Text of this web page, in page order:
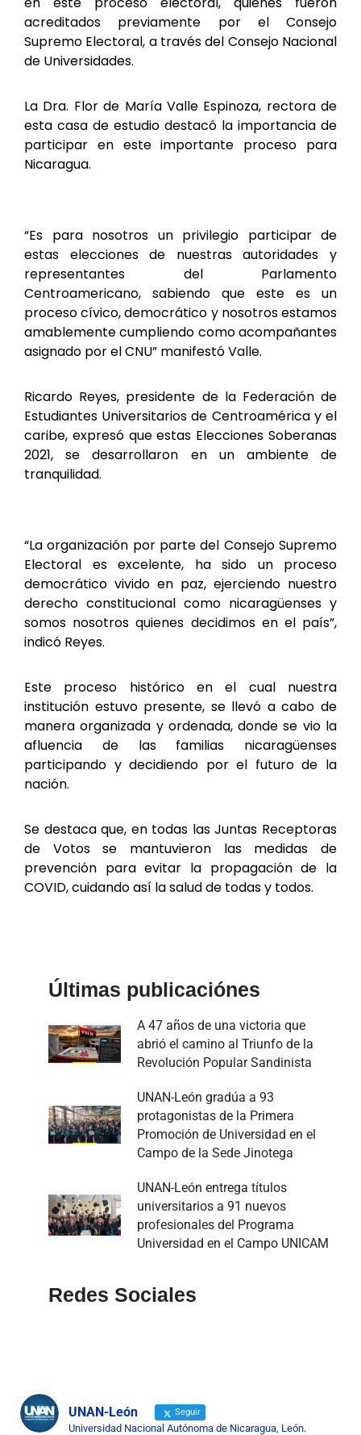
acreditados previamente por el Consejo
Supremo Electoral, a través del Consejo Nacional
de Universidades.
La Dra. Flor de María Valle Espinoza, rectora de
esta casa de estudio destacó la importancia de
participar en este importante proceso para
Nicaragua.
“Es para nosotros un privilegio participar de
estas elecciones de nuestras autoridades y
representantes del Parlamento
Centroamericano, sabiendo que este es un
proceso cívico, democrático y nosotros estamos
amablemente cumpliendo como acompañantes
asignado por el CNU” manifestó Valle.
Ricardo Reyes, presidente de la Federación de
Estudiantes Universitarios de Centroamérica y el
caribe, expresó que estas Elecciones Soberanas
2021, se desarrollaron en un ambiente de
tranquilidad.
“La organización por parte del Consejo Supremo
Electoral es excelente, ha sido un proceso
democrático vivido en paz, ejerciendo nuestro
derecho constitucional como nicaragüenses y
somos nosotros quienes decidimos en el país”,
indicó Reyes.
Este proceso histórico en el cual nuestra
institución estuvo presente, se llevó a cabo de
manera organizada y ordenada, donde se vio la
afluencia de las familias nicaragüenses
participando y decidiendo por el futuro de la
nación.
Se destaca que, en todas las Juntas Receptoras
de Votos se mantuvieron las medidas de
prevención para evitar la propagación de la
COVID, cuidando así la salud de todas y todos.
Últimas publicaciónes
A 47 años de una victoria que
abrió el camino al Triunfo de la
Revolución Popular Sandinista
UNAN-León gradúa a 93
protagonistas de la Primera
Promoción de Universidad en el
Campo de la Sede Jinotega
UNAN-León entrega títulos
universitarios a 91 nuevos
profesionales del Programa
Universidad en el Campo UNICAM
Redes Sociales
UNAN-León Seguir
Universidad Nacional Autónoma de Nicaragua, León.